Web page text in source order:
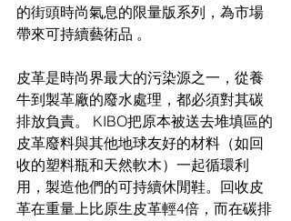
的街頭時尚氣息的限量版系列，為市場
帶來可持續藝術品 。
皮革是時尚界最大的污染源之一，從養
牛到製革廠的廢水處理，都必須對其碳
排放負責。 KIBO把原本被送去堆填區的
皮革廢料與其他地球友好的材料（如回
收的塑料瓶和天然軟木）一起循環利
用，製造他們的可持續休閒鞋。回收皮
革在重量上比原生皮革輕4倍，而在碳排